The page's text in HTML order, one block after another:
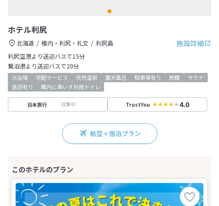
ホテル利尻
施設詳細
北海道 稚内・利尻・礼文
利尻島
利尻空港より送迎バスで15分
鴛泊港より送迎バスで20分
大浴場 宅配サービス 天然温泉 露天風呂 駐車場有り 旅館
サウナ
送迎有り
館内に車いす利用トイレ
日本旅行 収集中 TrustYou 4.0
航空＋宿泊プラン